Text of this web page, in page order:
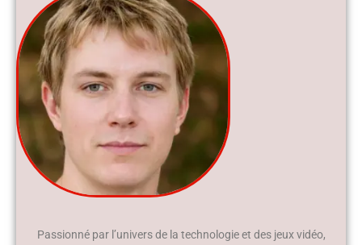
Passionné par l’univers de la technologie et des jeux vidéo,